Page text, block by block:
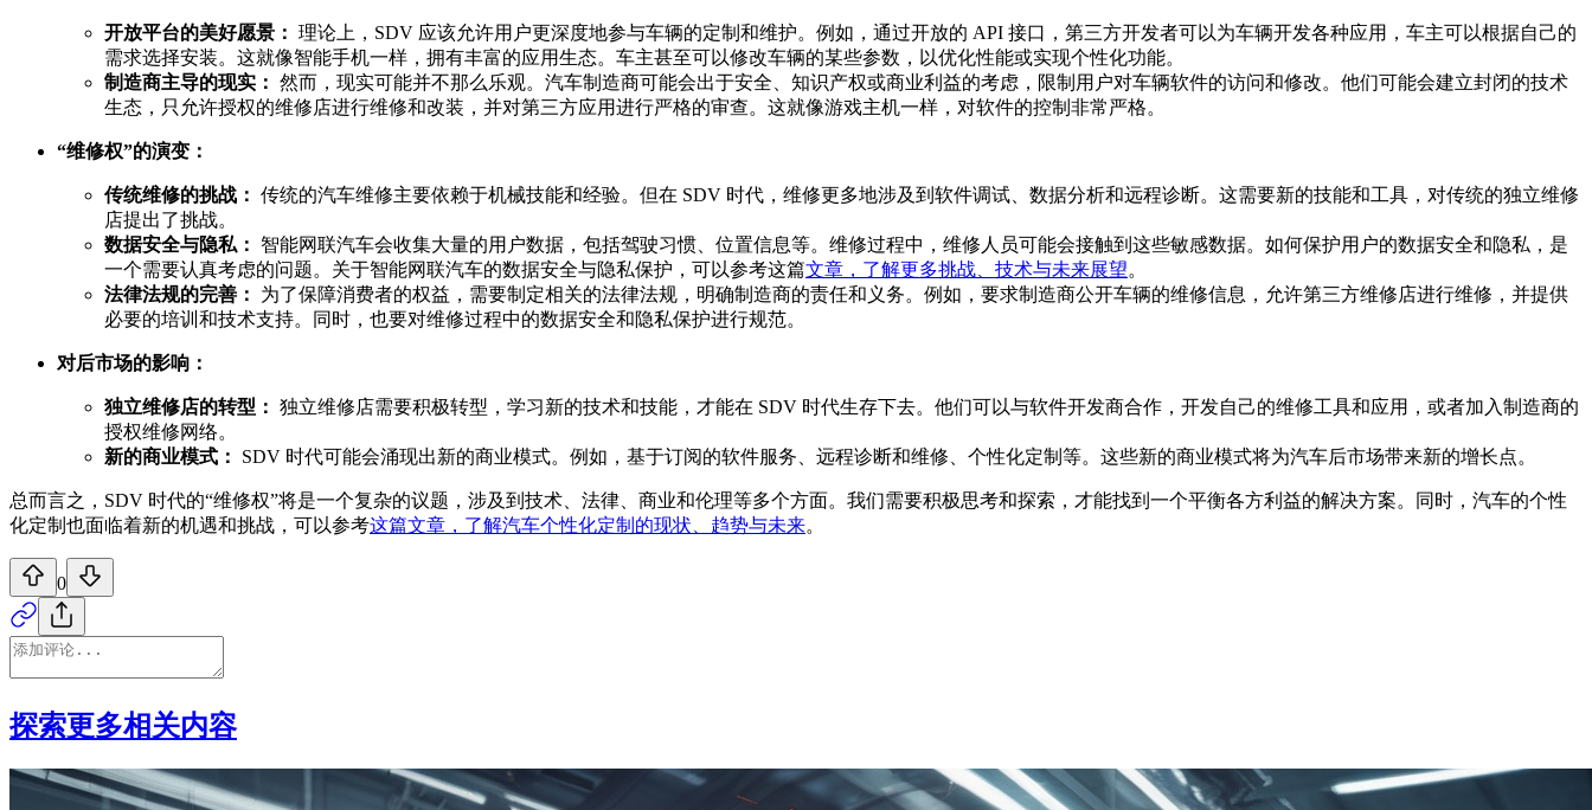
开放平台的美好愿景： 理论上，SDV 应该允许用户更深度地参与车辆的定制和维护。例如，通过开放的 API 接口，第三方开发者可以为车辆开发各种应用，车主可以根据自己的
需求选择安装。这就像智能手机一样，拥有丰富的应用生态。车主甚至可以修改车辆的某些参数，以优化性能或实现个性化功能。
制造商主导的现实： 然而，现实可能并不那么乐观。汽车制造商可能会出于安全、知识产权或商业利益的考虑，限制用户对车辆软件的访问和修改。他们可能会建立封闭的技术
生态，只允许授权的维修店进行维修和改装，并对第三方应用进行严格的审查。这就像游戏主机一样，对软件的控制非常严格。
“维修权”的演变：
传统维修的挑战： 传统的汽车维修主要依赖于机械技能和经验。但在 SDV 时代，维修更多地涉及到软件调试、数据分析和远程诊断。这需要新的技能和工具，对传统的独立维修
店提出了挑战。
数据安全与隐私：
智能网联汽车会收集大量的用户数据，包括驾驶习惯、位置信息等。维修过程中，维修人员可能会接触到这些敏感数据。如何保护用户的数据安全和隐私，是
一个需要认真考虑的问题。关于智能网联汽车的数据安全与隐私保护，可以参考这篇文章，了解更多挑战、技术与未来展望。
法律法规的完善：
为了保障消费者的权益，需要制定相关的法律法规，明确制造商的责任和义务。例如，要求制造商公开车辆的维修信息，允许第三方维修店进行维修，并提供
必要的培训和技术支持。同时，也要对维修过程中的数据安全和隐私保护进行规范。
对后市场的影响：
独立维修店的转型： 独立维修店需要积极转型，学习新的技术和技能，才能在 SDV 时代生存下去。他们可以与软件开发商合作，开发自己的维修工具和应用，或者加入制造商的
授权维修网络。
新的商业模式：
SDV 时代可能会涌现出新的商业模式。例如，基于订阅的软件服务、远程诊断和维修、个性化定制等。这些新的商业模式将为汽车后市场带来新的增长点。
总而言之，SDV 时代的“维修权”将是一个复杂的议题，涉及到技术、法律、商业和伦理等多个方面。我们需要积极思考和探索，才能找到一个平衡各方利益的解决方案。同时，汽车的个性
化定制也面临着新的机遇和挑战，可以参考这篇文章，了解汽车个性化定制的现状、趋势与未来。
0
探索更多相关内容